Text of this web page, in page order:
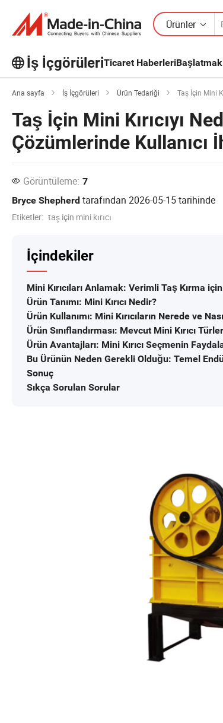
Ürünler
İş İçgörüleriTicaret HaberleriBaşlatmak
İş İçgörüleri'taki daha popüler
Daha Fazla Göster
Ana sayfa İş İçgörüleri Ürün Tedariği Taş İçin Mini
Taş İçin Mini Kırıcıyı
Çözümlerinde Kullanıcı
Görüntüleme: 7
Bryce Shepherd tarafından 2026-05-15tarihinde
Etiketler: taş için mini kırıcı
İçindekiler
Mini Kırıcıları Anlamak: Verimli Taş Kırma
Ürün Tanımı: Mini Kırıcı Nedir?
Ürün Kullanımı: Mini Kırıcıların Nerede ve
Ürün Sınıflandırması: Mevcut Mini Kırıcı
Ürün Avantajları: Mini Kırıcı Seçmenin
Bu Ürünün Neden Gerekli Olduğu: Temel
Sonuç
Sıkça Sorulan Sorular